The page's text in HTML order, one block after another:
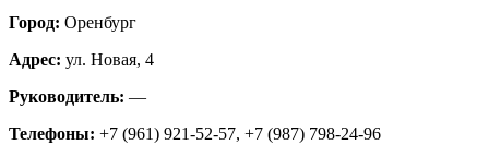
Город: Оренбург
Адрес: ул. Новая, 4
Руководитель: —
Телефоны: +7 (961) 921-52-57, +7 (987) 798-24-96